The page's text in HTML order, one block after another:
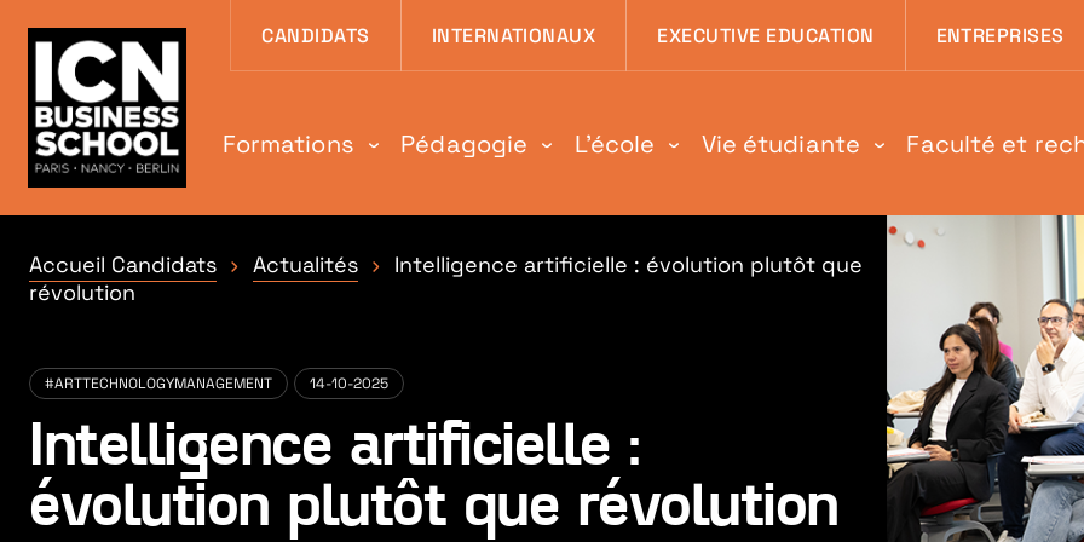
Aller au contenu Aller au menu Aller au pied de page
CANDIDATS INTERNATIONAUX EXECUTIVE EDUCATION ENTREPRISES
Formations Pédagogie L'école Vie étudiante Faculté et
Accueil Candidats Actualités
Intelligence artificielle : évolution plutôt que
révolution
#ARTTECHNOLOGYMANAGEMENT 14-10-2025
Intelligence artificielle :
évolution plutôt que révolution